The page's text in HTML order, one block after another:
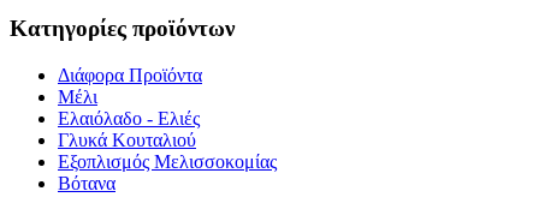
Κατηγορίες προϊόντων
Διάφορα Προϊόντα
Μέλι
Ελαιόλαδο - Ελιές
Γλυκά Κουταλιού
Εξοπλισμός Μελισσοκομίας
Βότανα